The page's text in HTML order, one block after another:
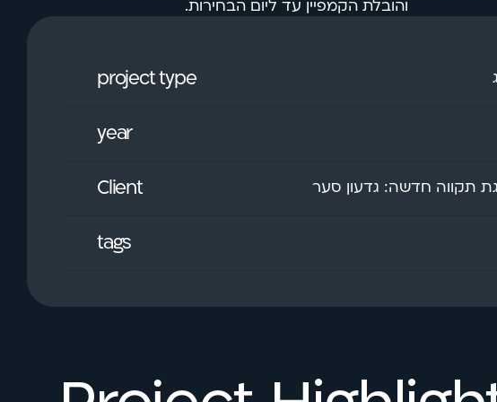
והובלת הקמפיין עד ליום הבחירות.
project type
year
Client תקווה חדשה: גדעון סער
tags